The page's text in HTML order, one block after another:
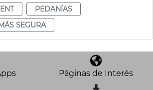
PEDANÍAS
SEGURA
Páginas de Interés